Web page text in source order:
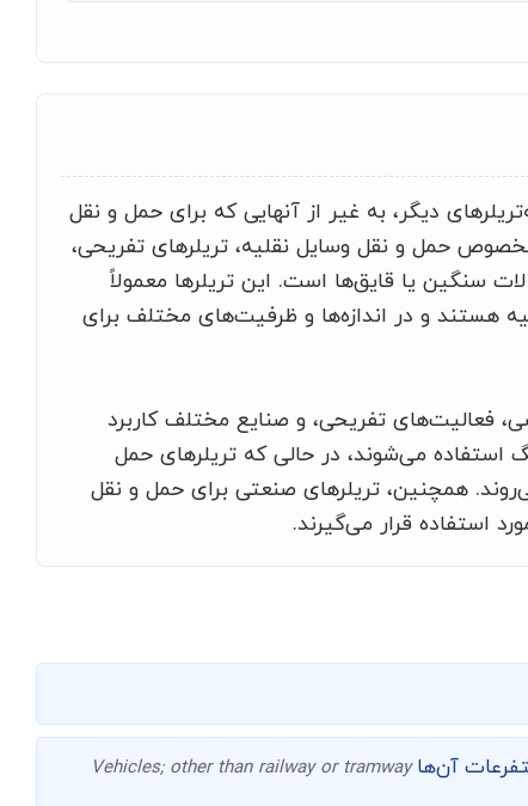
دیگر، به غیر از آنهایی که برای حمل و نقل
حمل و نقل وسایل نقلیه، تریلرهای تفریحی،
سنگین یا قایق‌ها است. این تریلرها معمولاً
هستند و در اندازه‌ها و ظرفیت‌های مختلف برای
فعالیت‌های تفریحی، و صنایع مختلف کاربرد
استفاده می‌شوند، در حالی که تریلرهای حمل
همچنین، تریلرهای صنعتی برای حمل و نقل
استفاده قرار می‌گیرند.
آن‌هاVehicles; other than railway or tramway